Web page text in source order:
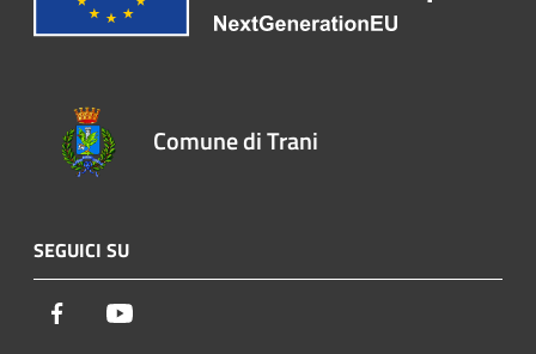
Comune di Trani
SEGUICI SU
Facebook